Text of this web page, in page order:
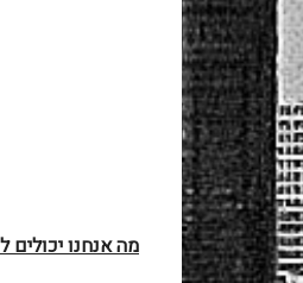
מה אנחנו